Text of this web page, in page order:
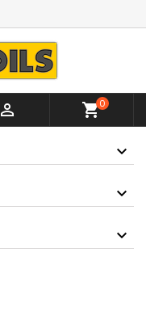
 shopping_cart0